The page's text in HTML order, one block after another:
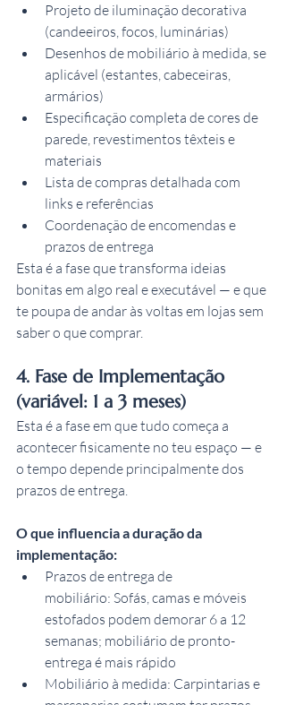
Projeto de iluminação decorativa
(candeeiros, focos, luminárias)
Desenhos de mobiliário à medida, se
aplicável (estantes, cabeceiras,
armários)
Especificação completa de cores de
parede, revestimentos têxteis e
materiais
Lista de compras detalhada com
links e referências
Coordenação de encomendas e
prazos de entrega
Esta é a fase que transforma ideias
bonitas em algo real e executável — e que
te poupa de andar às voltas em lojas sem
saber o que comprar.
4. Fase de Implementação
(variável: 1 a 3 meses)
Esta é a fase em que tudo começa a
acontecer fisicamente no teu espaço — e
o tempo depende principalmente dos
prazos de entrega.
O que influencia a duração da
implementação:
Prazos de entrega de
mobiliário: Sofás, camas e móveis
estofados podem demorar 6 a 12
semanas; mobiliário de pronto-
entrega é mais rápido
Mobiliário à medida: Carpintarias e